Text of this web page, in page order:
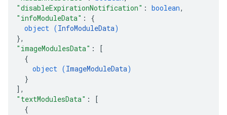
"disableExpirationNotification" : boolean,
"infoModuleData" : {
object (InfoModuleData)
},
"imageModulesData" :
[
{
object (ImageModuleData)
}
] ,
"textModulesData" :
[
{